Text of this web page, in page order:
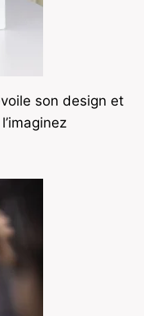
son design et